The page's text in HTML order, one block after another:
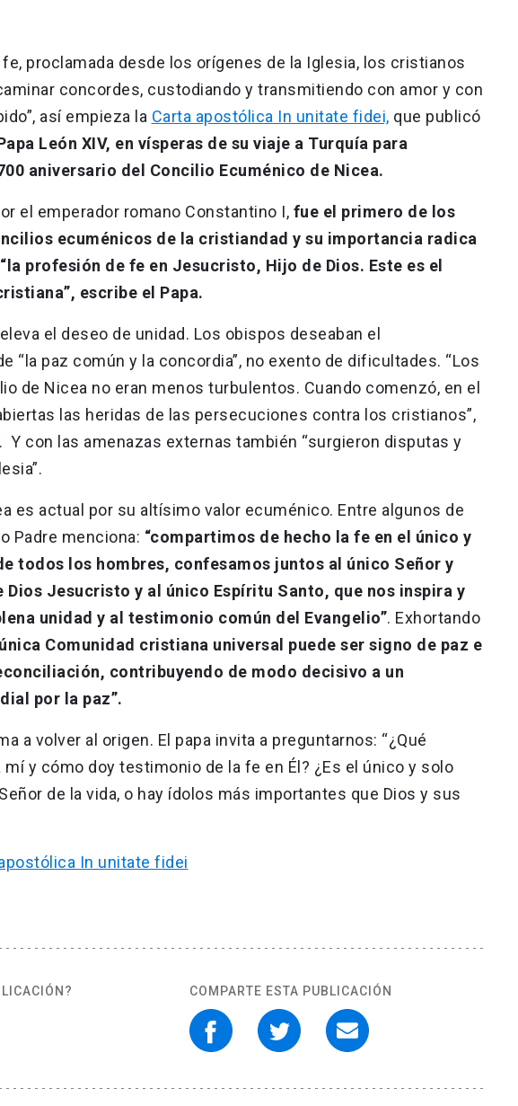
fe, proclamada desde los orígenes de la Iglesia, los cristianos
concordes, custodiando y transmitiendo con amor y con
así empieza la Carta apostólica In unitate fidei, que publicó
León XIV, en vísperas de su viaje a Turquía para
aniversario del Concilio Ecuménico de Nicea.
el emperador romano Constantino I, fue el primero de los
ecuménicos de la cristiandad y su importancia radica
profesión de fe en Jesucristo, Hijo de Dios. Este es el
escribe el Papa.
el deseo de unidad. Los obispos deseaban el
“la paz común y la concordia”, no exento de dificultades. “Los
de Nicea no eran menos turbulentos. Cuando comenzó, en el
las heridas de las persecuciones contra los cristianos”,
Y con las amenazas externas también “surgieron disputas y
es actual por su altísimo valor ecuménico. Entre algunos de
Padre menciona: “compartimos de hecho la fe en el único y
todos los hombres, confesamos juntos al único Señor y
Dios Jesucristo y al único Espíritu Santo, que nos inspira y
unidad y al testimonio común del Evangelio”. Exhortando
Comunidad cristiana universal puede ser signo de paz e
contribuyendo de modo decisivo a un
por la paz”.
a volver al origen. El papa invita a preguntarnos: “¿Qué
y cómo doy testimonio de la fe en Él? ¿Es el único y solo
de la vida, o hay ídolos más importantes que Dios y sus
In unitate fidei
COMPARTE ESTA PUBLICACIÓN